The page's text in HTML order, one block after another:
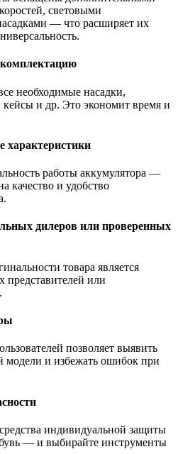
световыми
— что расширяет их
необходимые насадки,
и др. Это экономит время и
характеристики
работы аккумулятора —
качество и удобство
дилеров или проверенных
товара является
представителей или
позволяет выявить
модели и избежать ошибок при
индивидуальной защиты
— и выбирайте инструменты